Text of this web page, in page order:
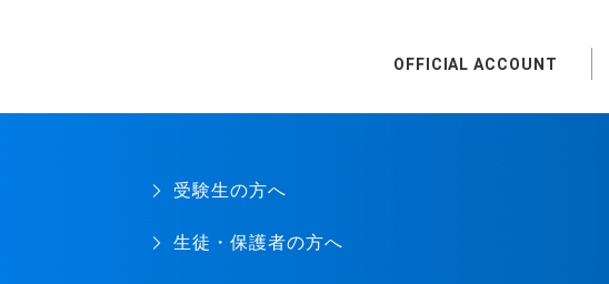
OFFICIAL ACCOUNT
受験生の方へ
生徒・保護者の方へ